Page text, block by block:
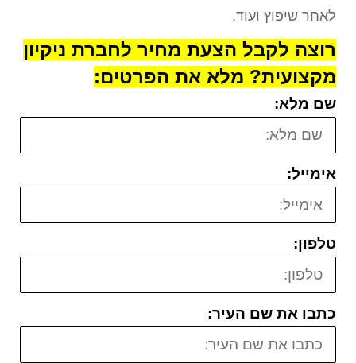
לאחר שיפוץ ועוד.
רוצה לקבל הצעת מחיר לחברת ניקיון
מקצועית? מלא את הפרטים:
שם מלא:
אימייל:
טלפון:
כתבו את שם העיר: